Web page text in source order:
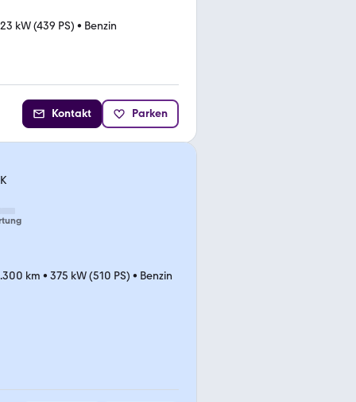
kW (439 PS) • Benzin
Kontakt Parken
km • 375 kW (510 PS) • Benzin